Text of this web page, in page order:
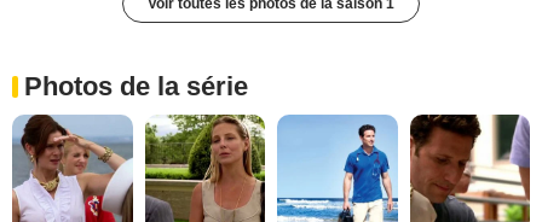
Voir toutes les photos de la saison 1
Photos de la série